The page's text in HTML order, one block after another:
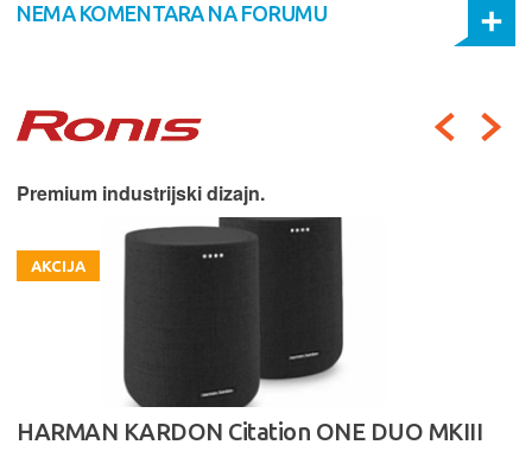
NEMA KOMENTARA NA FORUMU
Premium industrijski dizajn.
AKCIJA
HARMAN KARDON Citation ONE DUO MKIII